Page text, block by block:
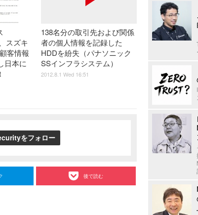
スズキ
客情報
日本に
138名分の取引先および関係
者の個人情報を記録した
HDDを紛失（パナソニック
SSインフラシステム）
2012.8.1 Wed 16:51
をフォロー
後で読む